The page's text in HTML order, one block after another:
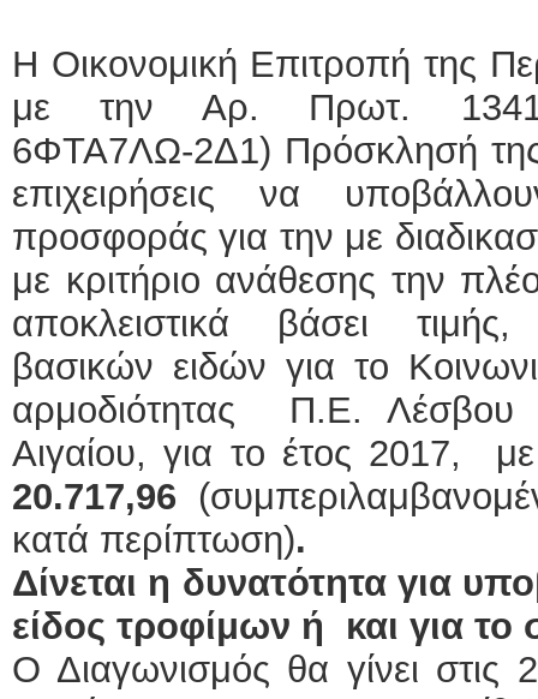
Η Οικονομική Επιτροπή της
με την Αρ. Πρωτ.
6ΦΤΑ7ΛΩ-2Δ1) Πρόσκλησή
επιχειρήσεις να
προσφοράς για την με
με κριτήριο ανάθεσης την
αποκλειστικά βάσει
βασικών ειδών για το
αρμοδιότητας Π.Ε. Λέσβου
Αιγαίου, για το έτος 2017,
20.717,96
κατά περίπτωση).
Δίνεται η δυνατότητα για
είδος τροφίμων ή και για το
Ο Διαγωνισμός θα γίνει